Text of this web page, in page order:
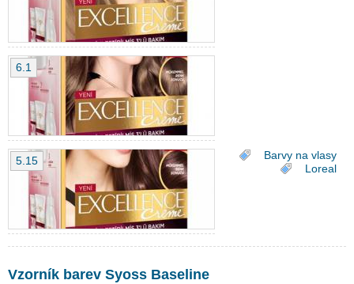
6.1
5.15
Barvy na vlasy
Loreal
Vzorník barev Syoss Baseline